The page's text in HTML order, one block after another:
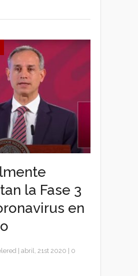
la Fase 3
en
abril, 21st 2020
0